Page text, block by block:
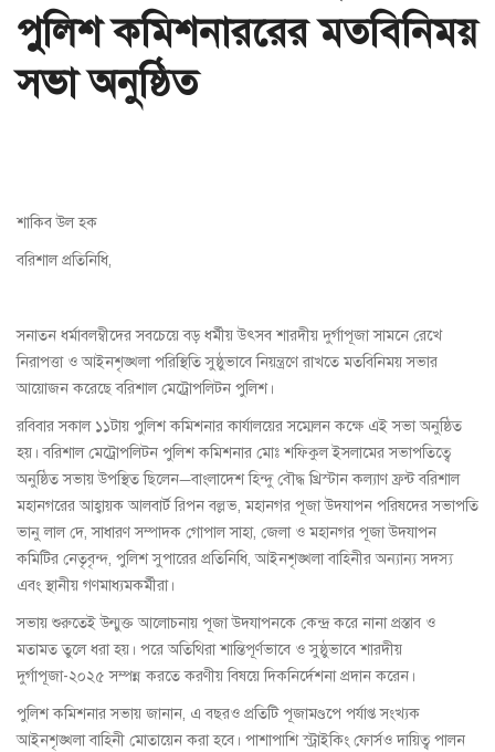
পুলিশ কমিশনাররের মতবিনিময়
সভা অনুষ্ঠিত
শাকিব উল হক
বরিশাল প্রতিনিধি,
সনাতন ধর্মাবলম্বীদের সবচেয়ে বড় ধর্মীয় উৎসব শারদীয় দুর্গাপূজা সামনে রেখে
নিরাপত্তা ও আইনশৃঙ্খলা পরিস্থিতি সুষ্ঠুভাবে নিয়ন্ত্রণে রাখতে মতবিনিময় সভার
আয়োজন করেছে বরিশাল মেট্রোপলিটন পুলিশ।
রবিবার সকাল ১১টায় পুলিশ কমিশনার কার্যালয়ের সম্মেলন কক্ষে এই সভা অনুষ্ঠিত
হয়। বরিশাল মেট্রোপলিটন পুলিশ কমিশনার মোঃ শফিকুল ইসলামের সভাপতিত্বে
অনুষ্ঠিত সভায় উপস্থিত ছিলেন—বাংলাদেশ হিন্দু বৌদ্ধ খ্রিস্টান কল্যাণ ফ্রন্ট বরিশাল
মহানগরের আহ্বায়ক আলবার্ট রিপন বল্লভ, মহানগর পূজা উদযাপন পরিষদের সভাপতি
ভানু লাল দে, সাধারণ সম্পাদক গোপাল সাহা, জেলা ও মহানগর পূজা উদযাপন
কমিটির নেতৃবৃন্দ, পুলিশ সুপারের প্রতিনিধি, আইনশৃঙ্খলা বাহিনীর অন্যান্য সদস্য
এবং স্থানীয় গণমাধ্যমকর্মীরা।
সভায় শুরুতেই উন্মুক্ত আলোচনায় পূজা উদযাপনকে কেন্দ্র করে নানা প্রস্তাব ও
মতামত তুলে ধরা হয়। পরে অতিথিরা শান্তিপূর্ণভাবে ও সুষ্ঠুভাবে শারদীয়
দুর্গাপূজা-২০২৫ সম্পন্ন করতে করণীয় বিষয়ে দিকনির্দেশনা প্রদান করেন।
পুলিশ কমিশনার সভায় জানান, এ বছরও প্রতিটি পূজামণ্ডপে পর্যাপ্ত সংখ্যক
আইনশৃঙ্খলা বাহিনী মোতায়েন করা হবে। পাশাপাশি স্ট্রাইকিং ফোর্সও দায়িত্ব পালন